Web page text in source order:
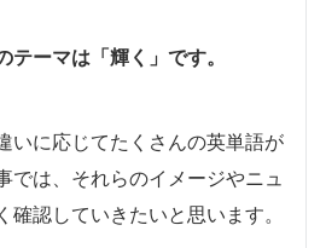
テーマは「輝く」です。
いに応じてたくさんの英単語が
では、それらのイメージやニュ
確認していきたいと思います。